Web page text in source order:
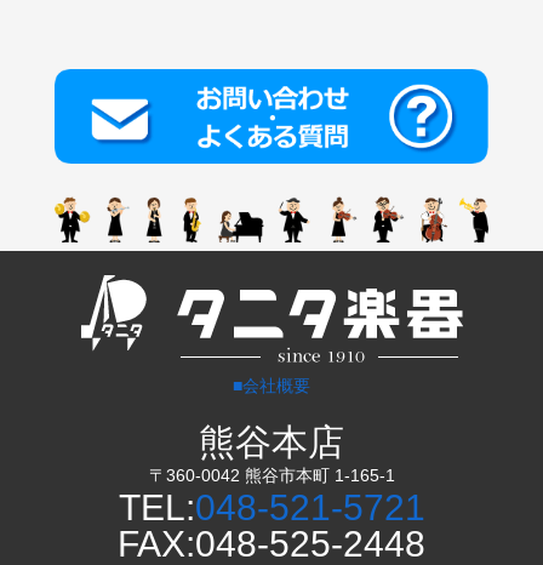
■会社概要
熊谷本店
〒360-0042 熊谷市本町 1-165-1
TEL:048-521-5721
FAX:048-525-2448